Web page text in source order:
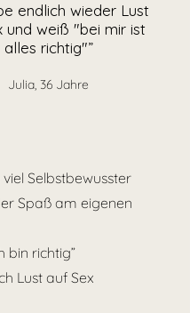
endlich wieder Lust
und weiß "bei mir ist
alles richtig"”
Julia, 36 Jahre
viel Selbstbewusster
Spaß am eigenen
bin richtig”
Lust auf Sex